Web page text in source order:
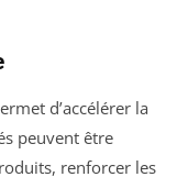
d’accélérer la
peuvent être
renforcer les